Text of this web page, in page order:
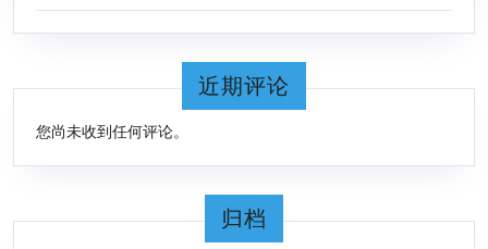
近期评论
您尚未收到任何评论。
归档